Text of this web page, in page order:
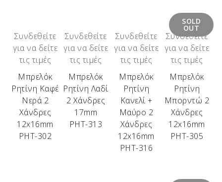
Συνδεθείτε
για να δείτε
τις τιμές
Μπρελόκ
Ρητίνη Καφέ
Νερά 2
Χάνδρες
12x16mm
ΡΗΤ-302
Συνδεθείτε
για να δείτε
τις τιμές
Μπρελόκ
Ρητίνη Λαδί
2 Χάνδρες
17mm
ΡΗΤ-313
Συνδεθείτε
για να δείτε
τις τιμές
Μπρελόκ
Ρητίνη
Κανελί +
Μαύρο 2
Χάνδρες
12x16mm
ΡΗΤ-316
SOLD
OUT
Συνδεθείτε
για να δείτε
τις τιμές
Μπρελόκ
Ρητίνη
Μπορντώ 2
Χάνδρες
12x16mm
ΡΗΤ-305